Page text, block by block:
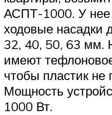
АСПТ-1000. У нее
ходовые насадки
32, 40, 50, 63 мм.
имеют
чтобы пластик не
Мощность
1000 Вт.